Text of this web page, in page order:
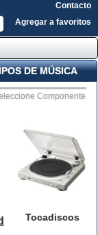
Contacto
Agregar a favoritos
DE MÚSICA
Componente
Tocadiscos